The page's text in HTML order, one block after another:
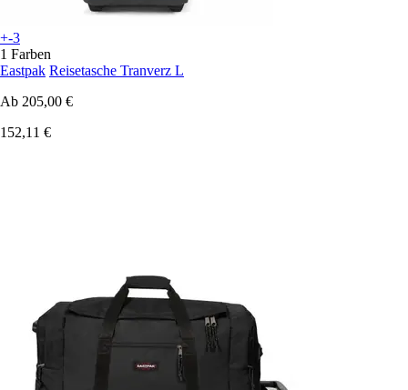
+-3
1 Farben
Eastpak Reisetasche Tranverz L
Ab 205,00 €
152,11 €